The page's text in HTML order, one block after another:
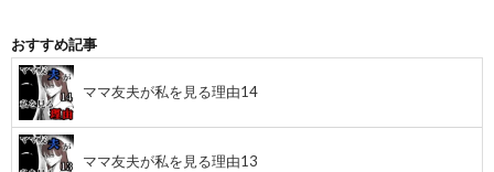
おすすめ記事
ママ友夫が私を見る理由14
ママ友夫が私を見る理由13